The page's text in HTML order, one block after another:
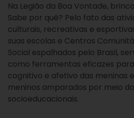
Na Legião da Boa Vontade,
Sabe por quê? Pelo fato das
culturais, recreativas e
suas escolas e Centros
Social espalhados pelo Brasil,
como ferramentas eficazes
cognitivo e afetivo das meninas
meninos amparados por meio
socioeducacionais.